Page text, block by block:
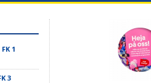
1
3